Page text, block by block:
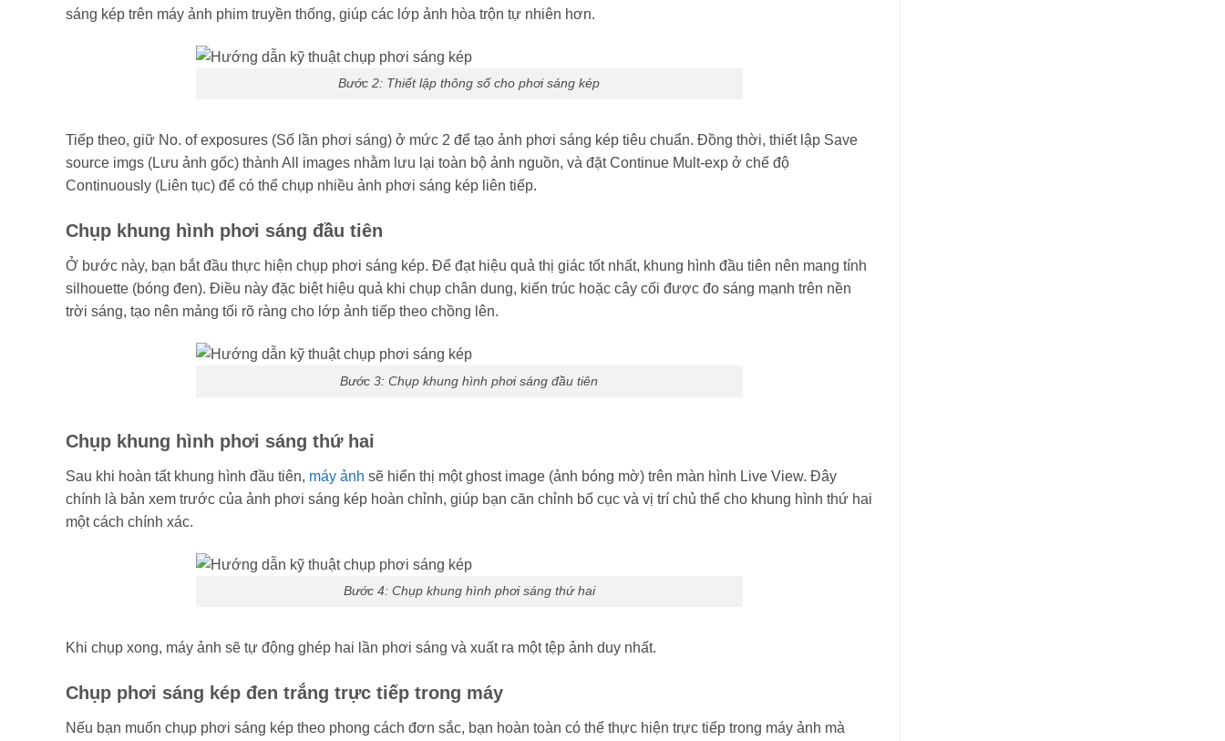
sáng kép trên máy ảnh phim truyền thống, giúp các lớp ảnh hòa trộn tự nhiên hơn.
Bước 2: Thiết lập thông số cho phơi sáng kép
Tiếp theo, giữ No. of exposures (Số lần phơi sáng) ở mức 2 để tạo ảnh phơi sáng kép tiêu chuẩn. Đồng thời, thiết lập Save
source imgs (Lưu ảnh gốc) thành All images nhằm lưu lại toàn bộ ảnh nguồn, và đặt Continue Mult-exp ở chế độ
Continuously (Liên tục) để có thể chụp nhiều ảnh phơi sáng kép liên tiếp.
Chụp khung hình phơi sáng đầu tiên
Ở bước này, bạn bắt đầu thực hiện chụp phơi sáng kép. Để đạt hiệu quả thị giác tốt nhất, khung hình đầu tiên nên mang tính
silhouette (bóng đen). Điều này đặc biệt hiệu quả khi chụp chân dung, kiến trúc hoặc cây cối được đo sáng mạnh trên nền
trời sáng, tạo nên mảng tối rõ ràng cho lớp ảnh tiếp theo chồng lên.
Bước 3: Chụp khung hình phơi sáng đầu tiên
Chụp khung hình phơi sáng thứ hai
Sau khi hoàn tất khung hình đầu tiên, máy ảnh sẽ hiển thị một ghost image (ảnh bóng mờ) trên màn hình Live View. Đây
chính là bản xem trước của ảnh phơi sáng kép hoàn chỉnh, giúp bạn căn chỉnh bố cục và vị trí chủ thể cho khung hình thứ hai
một cách chính xác.
Bước 4: Chụp khung hình phơi sáng thứ hai
Khi chụp xong, máy ảnh sẽ tự động ghép hai lần phơi sáng và xuất ra một tệp ảnh duy nhất.
Chụp phơi sáng kép đen trắng trực tiếp trong máy
Nếu bạn muốn chụp phơi sáng kép theo phong cách đơn sắc, bạn hoàn toàn có thể thực hiện trực tiếp trong máy ảnh mà